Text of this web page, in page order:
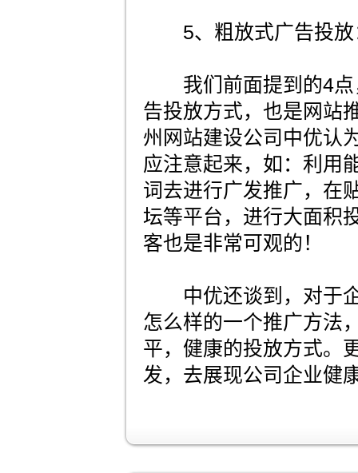
5、粗放式广告投放
我们前面提到的4点
告投放方式，也是网站
州网站建设公司中优认
应注意起来，如：利用
词去进行广发推广，在
坛等平台，进行大面积
客也是非常可观的！
中优还谈到，对于企
怎么样的一个推广方法
平，健康的投放方式。
发，去展现公司企业健